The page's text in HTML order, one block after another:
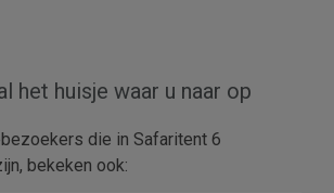
het huisje waar u naar op
die in Safaritent 6
bekeken ook: